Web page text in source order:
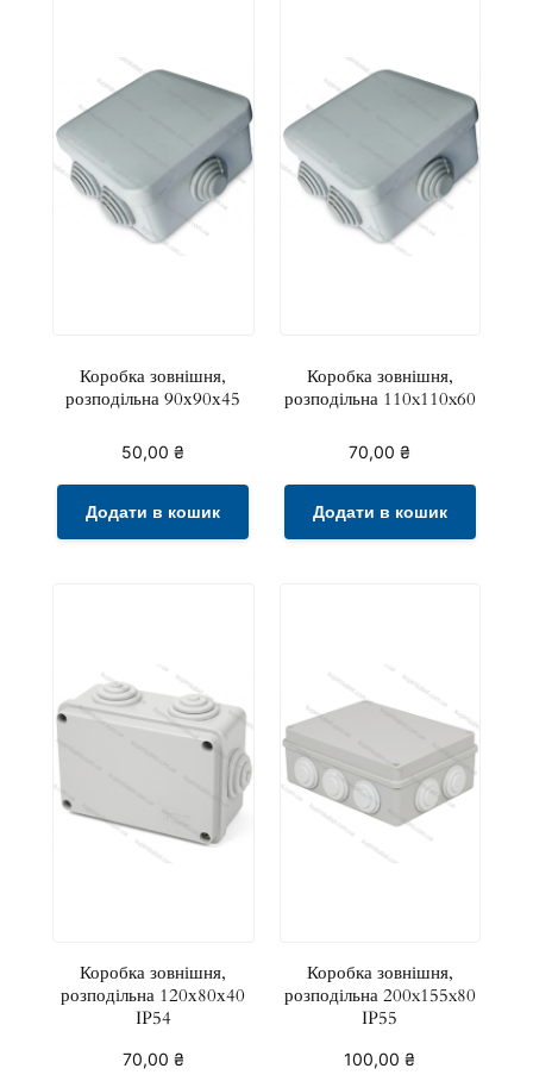
Коробка зовнішня,
розподільна 90х90х45
50,00₴
Додати в кошик
Коробка зовнішня,
розподільна 110x110x60
70,00₴
Додати в кошик
Коробка зовнішня,
розподільна 120х80х40
IP54
70,00 ₴
Коробка зовнішня,
розподільна 200x155x80
IP55
100,00₴